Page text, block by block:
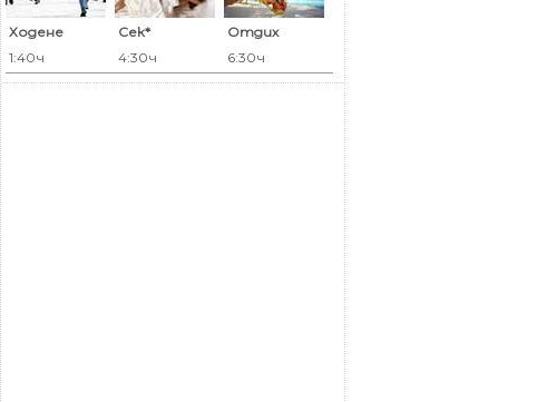
Ходене
1:40ч
Сек*
4:30ч
Отдих
6:30ч